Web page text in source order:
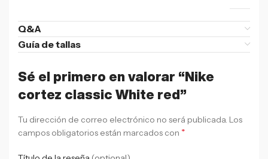
Q&A
Guía de tallas
Sé el primero en valorar “Nike
cortez classic White red”
Tu dirección de correo electrónico no será publicada. Los
campos obligatorios están marcados con *